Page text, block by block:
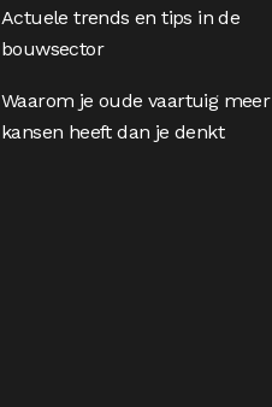
Actuele trends en tips in de
bouwsector
Waarom je oude vaartuig meer
kansen heeft dan je denkt